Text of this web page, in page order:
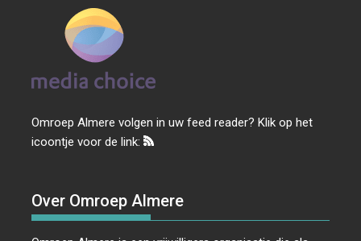
Omroep Almere volgen in uw feed reader? Klik op het
icoontje voor de link:
Over Omroep Almere